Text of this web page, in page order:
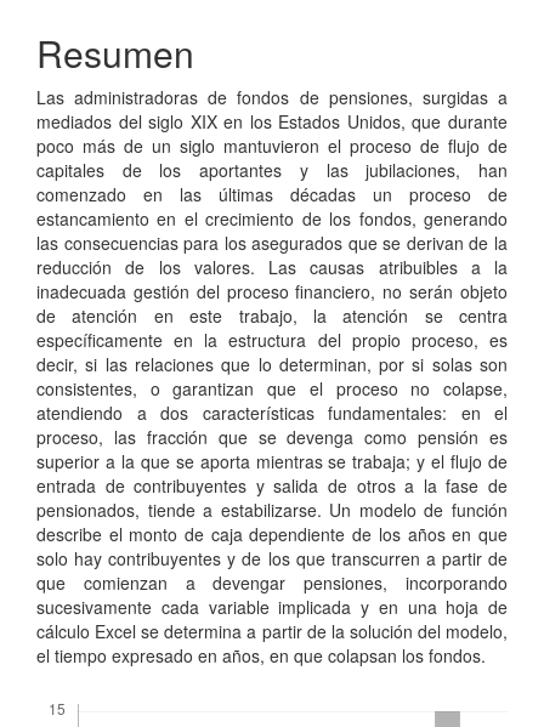
Resumen
Las administradoras de fondos de pensiones, surgidas a
mediados del siglo XIX en los Estados Unidos, que durante
poco más de un siglo mantuvieron el proceso de flujo de
capitales de los aportantes y las jubilaciones, han
comenzado en las últimas décadas un proceso de
estancamiento en el crecimiento de los fondos, generando
las consecuencias para los asegurados que se derivan de la
reducción de los valores. Las causas atribuibles a la
inadecuada gestión del proceso financiero, no serán objeto
de atención en este trabajo, la atención se centra
específicamente en la estructura del propio proceso, es
decir, si las relaciones que lo determinan, por si solas son
consistentes, o garantizan que el proceso no colapse,
atendiendo a dos características fundamentales: en el
proceso, las fracción que se devenga como pensión es
superior a la que se aporta mientras se trabaja; y el flujo de
entrada de contribuyentes y salida de otros a la fase de
pensionados, tiende a estabilizarse. Un modelo de función
describe el monto de caja dependiente de los años en que
solo hay contribuyentes y de los que transcurren a partir de
que comienzan a devengar pensiones, incorporando
sucesivamente cada variable implicada y en una hoja de
cálculo Excel se determina a partir de la solución del modelo,
el tiempo expresado en años, en que colapsan los fondos.